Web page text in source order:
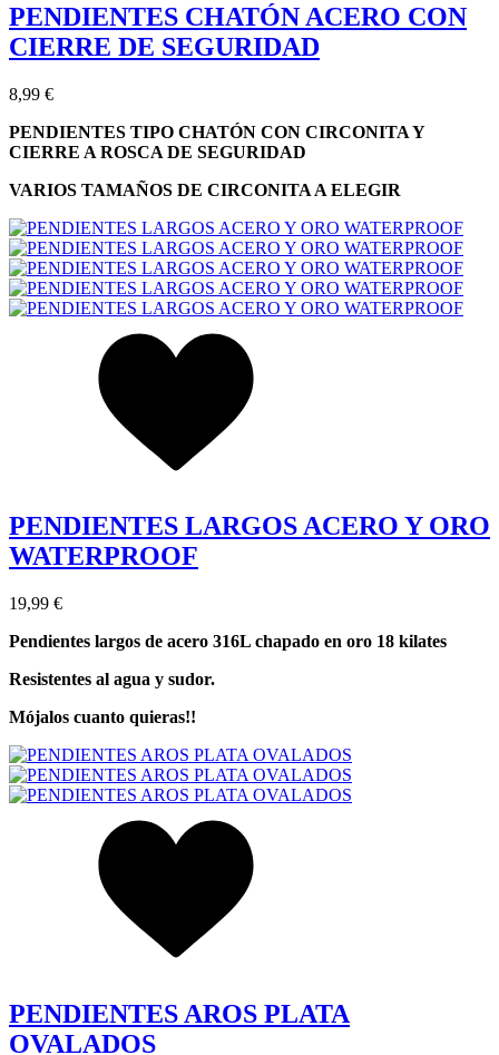
PENDIENTES CHATÓN ACERO CON
CIERRE DE SEGURIDAD
8,99 €
PENDIENTES TIPO CHATÓN CON CIRCONITA Y
CIERRE A ROSCA DE SEGURIDAD
VARIOS TAMAÑOS DE CIRCONITA A ELEGIR
PENDIENTES LARGOS ACERO Y ORO
WATERPROOF
19,99 €
Pendientes largos de acero 316L chapado en oro 18 kilates
Resistentes al agua y sudor.
Mójalos cuanto quieras!!
PENDIENTES AROS PLATA
OVALADOS